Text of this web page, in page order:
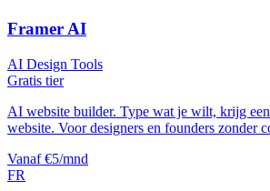
Framer AI
AI Design Tools
Gratis tier
AI website builder. Type wat je wilt, krijg
website. Voor designers en founders zonder
Vanaf €5/mnd
FR